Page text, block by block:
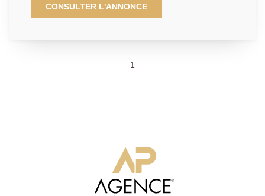
chambres et un bureau. Traversante, expo
EST/OUEST. Travaux à prévoir, toiture neuve. Contact
CONSULTER L'ANNONCE
1